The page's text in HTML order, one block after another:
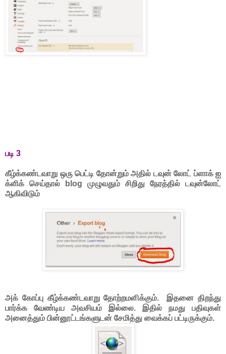
படி 3
கீழ்க்கண்டவாறு ஒரு பெட்டி தோன்றும் அதில் டவுன் லோட் ப்ளாக் ஐ
க்ளிக் செய்தால் blog முழுவதும் சிறிது நேரத்தில் டவுன்லோட்
ஆகிவிடும்
அக் கோப்பு கீழ்க்கண்டவாறு தோற்றமளிக்கும். இதனை திறந்து
பார்க்க வேண்டிய அவசியம் இல்லை. இதில் நமது பதிவுகள்
அனைத்தும் பின்னூட்டங்களுடன் சேமித்து வைக்கப் பட்டிருக்கும்.